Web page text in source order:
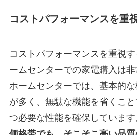
コストパフォーマンスを重
コストパフォーマンスを重視
ームセンターでの家電購入は非
ホームセンターでは、基本的
が多く、無駄な機能を省くこ
つ必要な性能を確保しています